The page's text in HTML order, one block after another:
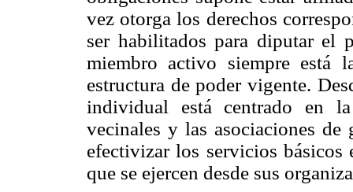
vez otorga los derechos
ser habilitados para diputar el
miembro activo siempre está
estructura de poder vigente.
individual está centrado en
vecinales y las asociaciones de
efectivizar los servicios básicos
que se ejercen desde sus